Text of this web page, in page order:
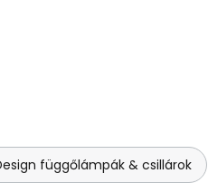
függőlámpák & csillárok